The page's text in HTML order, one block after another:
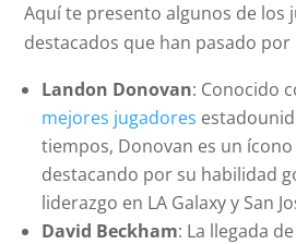
Aquí te presento algunos de los
destacados que han pasado por
Landon Donovan: Conocido
mejores jugadores
tiempos, Donovan es un ícono
destacando por su habilidad
liderazgo en LA Galaxy y San
David Beckham: La llegada